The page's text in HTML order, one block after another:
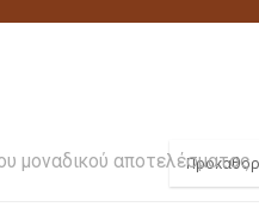
μοναδικού αποτελέσματος